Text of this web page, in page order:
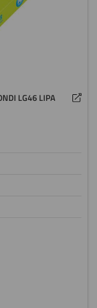
LG46 LIPA